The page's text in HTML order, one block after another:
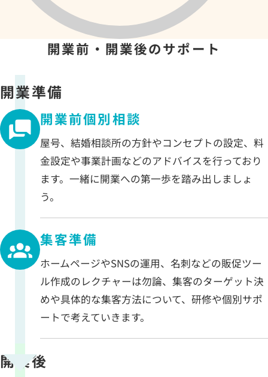
開業前・開業後のサポート
開業準備
開業前個別相談
屋号、結婚相談所の方針やコンセプトの設定、料
金設定や事業計画などのアドバイスを行っており
ます。一緒に開業への第一歩を踏み出しましょ
う。
集客準備
ホームページやSNSの運用、名刺などの販促ツー
ル作成のレクチャーは勿論、集客のターゲット決
めや具体的な集客方法について、研修や個別サポ
ートで考えていきます。
開業後